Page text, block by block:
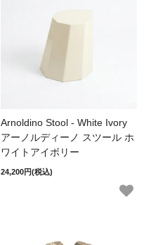
Arnoldino Stool - White Ivory
アーノルディーノ スツール ホ
ワイトアイボリー
24,200円(税込)